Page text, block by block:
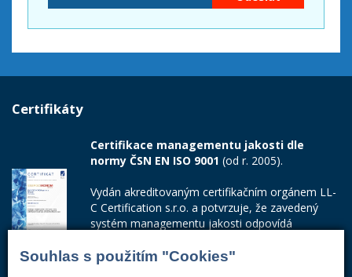
Souhlas s použitím "Cookies"
Certifikáty
Certifikace managementu jakosti dle
normy ČSN EN ISO 9001 (od r. 2005).
Vydán akreditovaným certifikačním orgánem LL-
C Certification s.r.o. a potvrzuje, že zavedený
systém managementu jakosti odpovídá